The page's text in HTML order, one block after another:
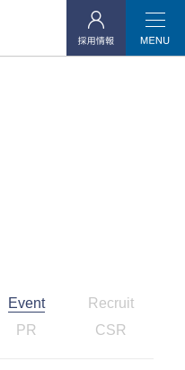
上げたお客様
Event
Recruit
PR CSR